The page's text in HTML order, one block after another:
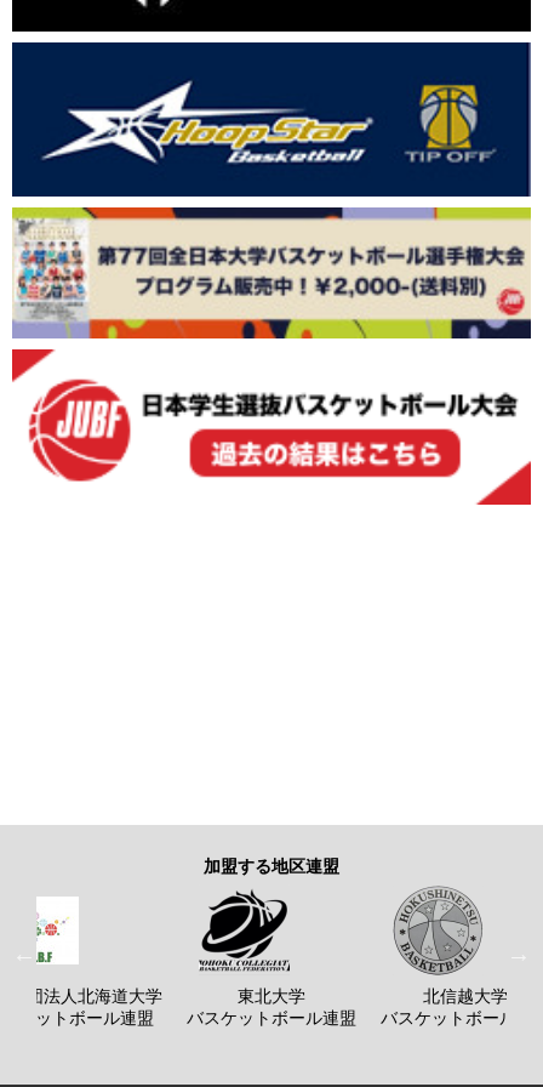
加盟する地区連盟
社団法人北海道大学
ケットボール連盟
東北大学
バスケットボール連盟
北信越大学
バスケットボール連